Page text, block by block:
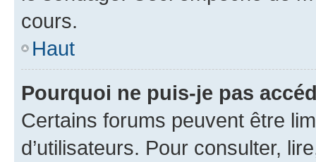
cours.
Haut
Pourquoi ne puis-je pas
Certains forums peuvent être
d’utilisateurs. Pour consulter,